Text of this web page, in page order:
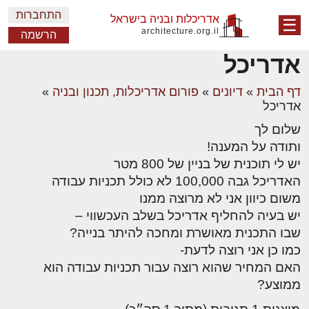
☰ אדריכלות ובניה בישראל
architecture.org.il
התחברות
הרשמה
אדריכל
דף הבית » דיונים » פורום אדריכלות, תכנון ובניה »
אדריכל
שלום לך
ותודה על המענה!
יש לי תוכנית של בניין של 800 מטר
האדריכל גבה 100,000 לא כולל תכניות עבודה
משום כיוון אני לא מרוצה ממנו
יש בעיה להחליף אדריכל בשלב העכשווי –
שבו התכנית מאושרת ומחכה להיתר בנייה?
כמו כן אני רוצה לדעת-
האם המחיר שהוא רוצה עבור תכניות עבודה הוא
ממוצע?